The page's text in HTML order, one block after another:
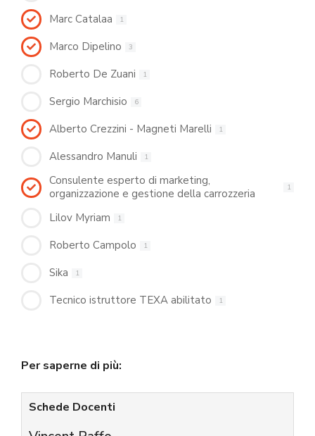
Marc Catalaa 1
Marco Dipelino 3
Roberto De Zuani 1
Sergio Marchisio 6
Alberto Crezzini - Magneti Marelli 1
Alessandro Manuli 1
Consulente esperto di marketing,
organizzazione e gestione della carrozzeria
1
Lilov Myriam 1
Roberto Campolo 1
Sika 1
Tecnico istruttore TEXA abilitato 1
Per saperne di più:
Schede Docenti